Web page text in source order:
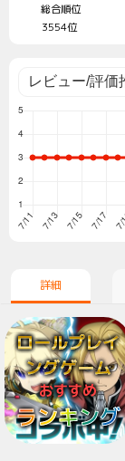
総合順位
3554位
詳細
ロールプレイ
ングゲーム
おすすめ
ランキング